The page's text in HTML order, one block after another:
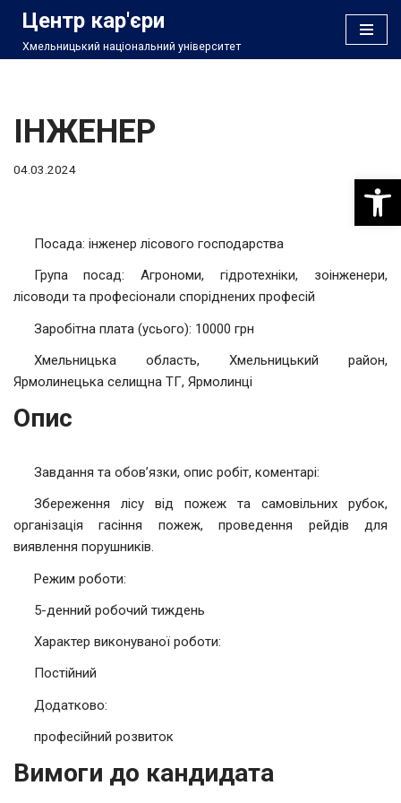
Перейти
Центр кар'єри
Хмельницький національний університет
ІНЖЕНЕР
04.03.2024
Посада: інженер лісового господарства
Група посад: Агрономи, гідротехніки, зоінженери,
лісоводи та професіонали споріднених професій
Заробітна плата (усього): 10000 грн
Хмельницька область, Хмельницький район,
Ярмолинецька селищна ТГ, Ярмолинці
Опис
Завдання та обов’язки, опис робіт, коментарі:
Збереження лісу від пожеж та самовільних рубок,
організація гасіння пожеж, проведення рейдів для
виявлення порушників.
Режим роботи:
5-денний робочий тиждень
Характер виконуваної роботи:
Постійний
Додатково:
професійний розвиток
Вимоги до кандидата